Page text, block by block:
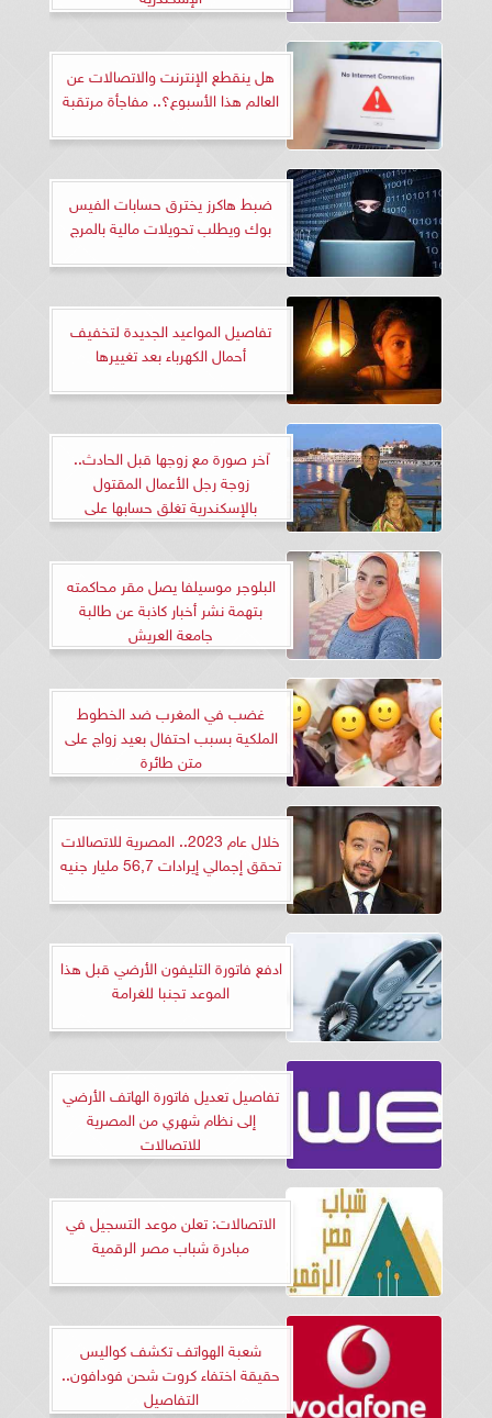
هل ينقطع الإنترنت والاتصالات عن
العالم هذا الأسبوع؟.. مفاجأة مرتقبة
ضبط هاكرز يخترق حسابات الفيس
بوك ويطلب تحويلات مالية بالمرج
تفاصيل المواعيد الجديدة لتخفيف
أحمال الكهرباء بعد تغييرها
آخر صورة مع زوجها قبل الحادث..
زوجة رجل الأعمال المقتول
بالإسكندرية تغلق حسابها على
فيسبوك
البلوجر موسيلفا يصل مقر محاكمته
بتهمة نشر أخبار كاذبة عن طالبة
جامعة العريش
غضب في المغرب ضد الخطوط
الملكية بسبب احتفال بعيد زواج على
متن طائرة
خلال عام 2023.. المصرية للاتصالات
تحقق إجمالي إيرادات 56,7 مليار جنيه
ادفع فاتورة التليفون الأرضي قبل هذا
الموعد تجنبا للغرامة
تفاصيل تعديل فاتورة الهاتف الأرضي
إلى نظام شهري من المصرية
للاتصالات
الاتصالات: تعلن موعد التسجيل في
مبادرة شباب مصر الرقمية
شعبة الهواتف تكشف كواليس
حقيقة اختفاء كروت شحن فودافون..
التفاصيل